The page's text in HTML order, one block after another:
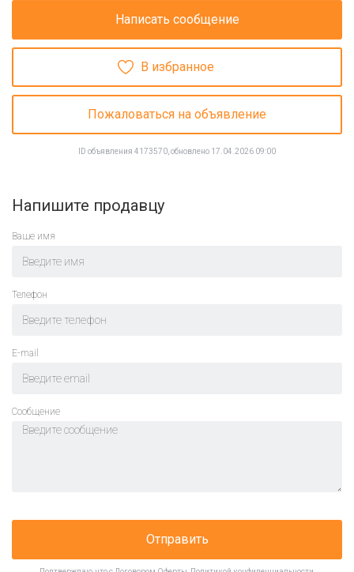
Написать сообщение
В избранное
Пожаловаться на объявление
ID объявления 4173570, обновлено 17.04.2026 09:00
Напишите продавцу
Ваше имя
Телефон
E-mail
Cообщение
Отправить